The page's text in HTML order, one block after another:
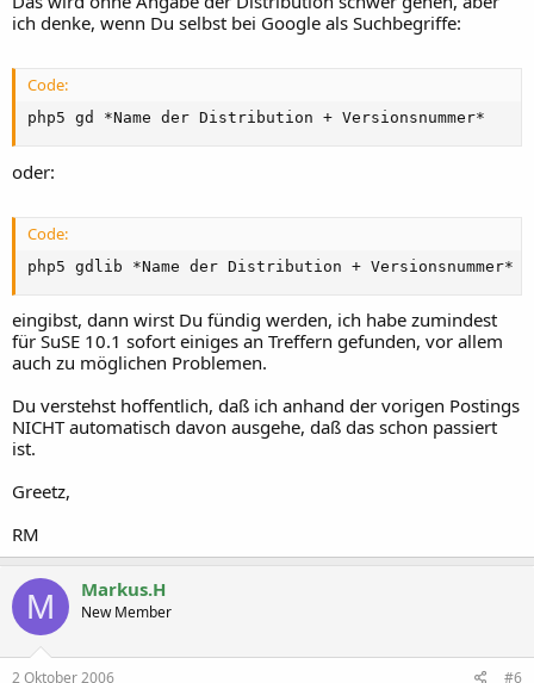
ich denke, wenn Du selbst bei Google als Suchbegriffe:
Code:
php5 gd *Name der Distribution + Versionsnummer*
oder:
Code:
php5 gdlib *Name der Distribution + Versionsnummer*
eingibst, dann wirst Du fündig werden, ich habe zumindest
für SuSE 10.1 sofort einiges an Treffern gefunden, vor allem
auch zu möglichen Problemen.
Du verstehst hoffentlich, daß ich anhand der vorigen Postings
NICHT automatisch davon ausgehe, daß das schon passiert
ist.
Greetz,
RM
M Markus.H
New Member
2 Oktober 2006 #6